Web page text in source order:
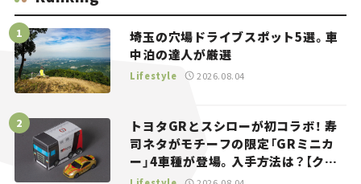
埼玉の穴場ドライブスポット5選。車
中泊の達人が厳選
Lifestyle 2026.08.04
トヨタGRとスシローが初コラボ！ 寿
司ネタがモチーフの限定「GRミニカ
ー」4車種が登場。入手方法は？【クル
マとホビー】